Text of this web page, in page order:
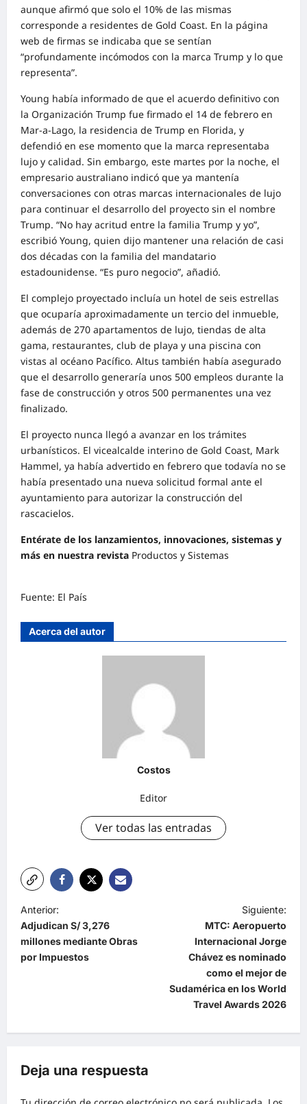
aunque afirmó que solo el 10% de las mismas
corresponde a residentes de Gold Coast. En la página
web de firmas se indicaba que se sentían
“profundamente incómodos con la marca Trump y lo que
representa”.
Young había informado de que el acuerdo definitivo con
la Organización Trump fue firmado el 14 de febrero en
Mar-a-Lago, la residencia de Trump en Florida, y
defendió en ese momento que la marca representaba
lujo y calidad. Sin embargo, este martes por la noche, el
empresario australiano indicó que ya mantenía
conversaciones con otras marcas internacionales de lujo
para continuar el desarrollo del proyecto sin el nombre
Trump. “No hay acritud entre la familia Trump y yo”,
escribió Young, quien dijo mantener una relación de casi
dos décadas con la familia del mandatario
estadounidense. “Es puro negocio”, añadió.
El complejo proyectado incluía un hotel de seis estrellas
que ocuparía aproximadamente un tercio del inmueble,
además de 270 apartamentos de lujo, tiendas de alta
gama, restaurantes, club de playa y una piscina con
vistas al océano Pacífico. Altus también había asegurado
que el desarrollo generaría unos 500 empleos durante la
fase de construcción y otros 500 permanentes una vez
finalizado.
El proyecto nunca llegó a avanzar en los trámites
urbanísticos. El vicealcalde interino de Gold Coast, Mark
Hammel, ya había advertido en febrero que todavía no se
había presentado una nueva solicitud formal ante el
ayuntamiento para autorizar la construcción del
rascacielos.
Entérate de los lanzamientos, innovaciones, sistemas y
más en nuestra revista Productos y Sistemas
Fuente: El País
Acerca del autor
Costos
Editor
Ver todas las entradas
Anterior:
Adjudican S/ 3,276
millones mediante Obras
por Impuestos
Siguiente:
MTC: Aeropuerto
Internacional Jorge
Chávez es nominado
como el mejor de
Sudamérica en los World
Travel Awards 2026
Deja una respuesta